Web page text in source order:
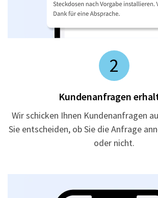
2
Kundenanfragen
Wir schicken Ihnen Kundenanfragen
Sie entscheiden, ob Sie die Anfrage
oder nicht.